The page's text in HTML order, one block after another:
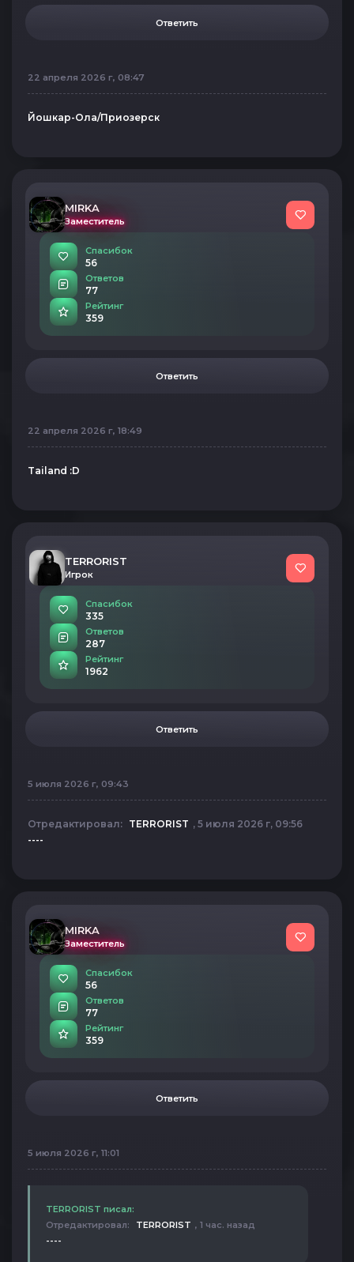
Ответить
22 апреля 2026 г, 08:47
Йошкар-Ола/Приозерск
MIRKA
Заместитель
Спасибок
56
Ответов
77
Рейтинг
359
Ответить
22 апреля 2026 г, 18:49
Tailand :D
TERRORIST
Игрок
Спасибок
335
Ответов
287
Рейтинг
1962
Ответить
5 июля 2026 г, 09:43
Отредактировал: TERRORIST , 5 июля 2026 г, 09:56
----
MIRKA
Заместитель
Спасибок
56
Ответов
77
Рейтинг
359
Ответить
5 июля 2026 г, 11:01
TERRORIST писал:
Отредактировал:
TERRORIST , 1 час. назад
----